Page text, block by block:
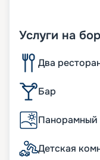
Услуги на
Два
Бар
Панорамный
Детская